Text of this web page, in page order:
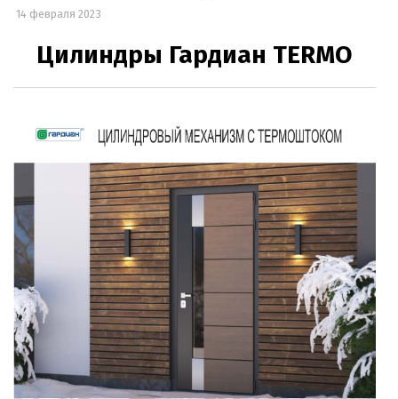
14 февраля 2023
Цилиндры Гардиан TERMO